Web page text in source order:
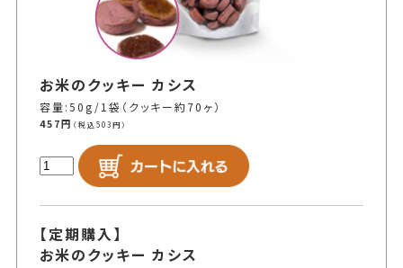
お米のクッキー カシス
容量:50g/1袋（クッキー約70ヶ）
457円 （税込503円）
【定期購入】
お米のクッキー カシス